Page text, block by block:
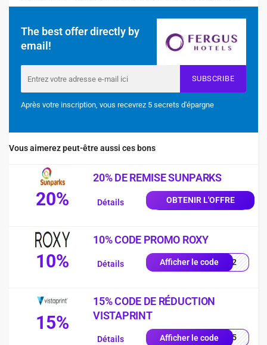
The best offer directly by
email!
SUBSCRIBE
Après votre inscription, vous recevrez 5 secrets d'épargne
Vous aimerez peut-être aussi ces bons
20%
20% DE REMISE SUNPARKS
OBTENIR L'OFFRE
Détails
10%
10% CODE PROMO ROXY
Afficher le codeD942
Détails
15%
15% CODE DE RÉDUCTION
VISTAPRINT
Afficher le codeUE15
Détails